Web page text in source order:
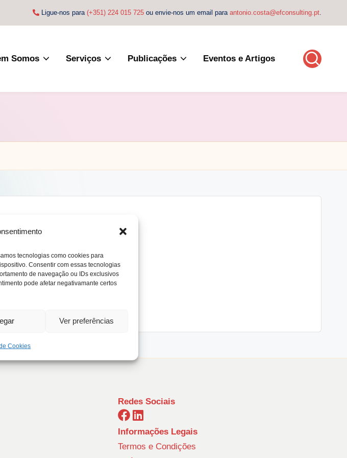
tecnologias como cookies para
Consentir com essas tecnologias
de navegação ou IDs exclusivos
pode afetar negativamante certos
Ver preferências
Cookies
Ligue-nos para (+351) 224 015 725 ou envie-nos um email para antonio.costa@efconsulting.pt.
Somos Serviços Publicações Eventos e Artigos
anos
anos devem…
Redes Sociais
Informações Legais
Termos e Condições